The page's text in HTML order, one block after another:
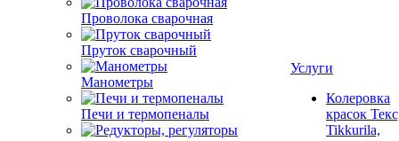
Проволока сварочная
Пруток сварочный
Манометры
Печи и термопеналы
Услуги
Колеровка